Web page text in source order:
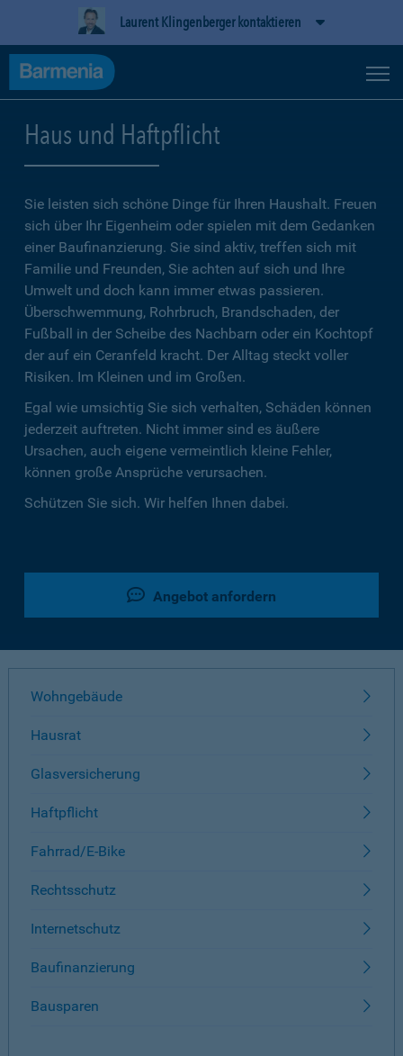
Laurent Klingenberger kontaktieren
Haus und Haftpflicht
Sie leisten sich schöne Dinge für Ihren Haushalt. Freuen
sich über Ihr Eigenheim oder spielen mit dem Gedanken
einer Baufinanzierung. Sie sind aktiv, treffen sich mit
Familie und Freunden, Sie achten auf sich und Ihre
Umwelt und doch kann immer etwas passieren.
Überschwemmung, Rohrbruch, Brandschaden, der
Fußball in der Scheibe des Nachbarn oder ein Kochtopf
der auf ein Ceranfeld kracht. Der Alltag steckt voller
Risiken. Im Kleinen und im Großen.
Egal wie umsichtig Sie sich verhalten, Schäden können
jederzeit auftreten. Nicht immer sind es äußere
Ursachen, auch eigene vermeintlich kleine Fehler,
können große Ansprüche verursachen.
Schützen Sie sich. Wir helfen Ihnen dabei.
Angebot anfordern
Wohngebäude
Hausrat
Glasversicherung
Haftpflicht
Fahrrad/E-Bike
Rechtsschutz
Internetschutz
Baufinanzierung
Bausparen